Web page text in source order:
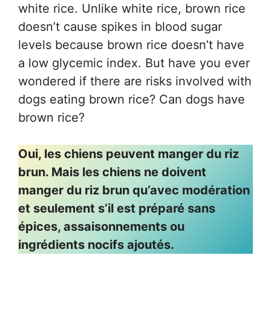
white rice. Unlike white rice, brown rice
doesn’t cause spikes in blood sugar
levels because brown rice doesn’t have
a low glycemic index. But have you ever
wondered if there are risks involved with
dogs eating brown rice? Can dogs have
brown rice?
Oui, les chiens peuvent manger du riz
brun. Mais les chiens ne doivent
manger du riz brun qu’avec modération
et seulement s’il est préparé sans
épices, assaisonnements ou
ingrédients nocifs ajoutés.